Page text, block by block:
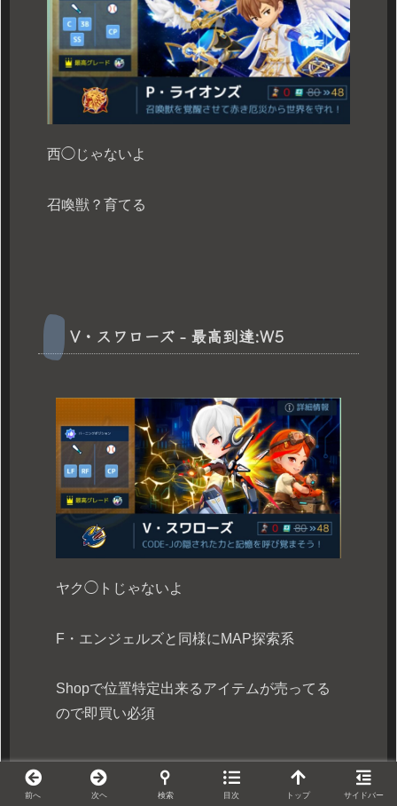
西◯じゃないよ
召喚獣？育てる
V・スワローズ - 最高到達:W5
ヤク◯トじゃないよ
F・エンジェルズと同様にMAP探索系
Shopで位置特定出来るアイテムが売ってる
ので即買い必須
前へ 次ヘ 検索 目次 トップ サイドバー